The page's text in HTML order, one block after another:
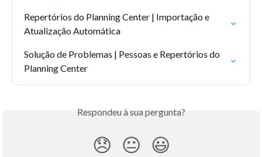
Repertórios do Planning Center | Importação e
Atualização Automática
Solução de Problemas | Pessoas e Repertórios do
Planning Center
Respondeu à sua pergunta?
😞 😐 😃